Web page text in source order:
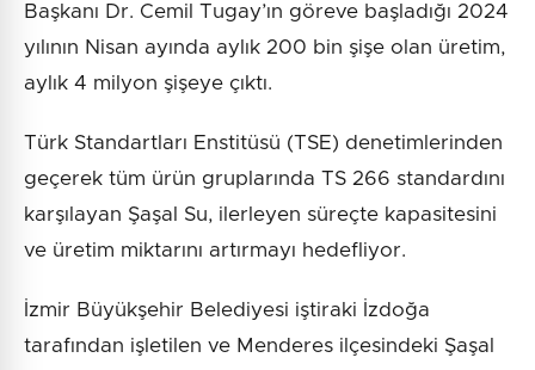
Başkanı Dr. Cemil Tugay’ın göreve başladığı 2024
yılının Nisan ayında aylık 200 bin şişe olan üretim,
aylık 4 milyon şişeye çıktı.
Türk Standartları Enstitüsü (TSE) denetimlerinden
geçerek tüm ürün gruplarında TS 266 standardını
karşılayan Şaşal Su, ilerleyen süreçte kapasitesini
ve üretim miktarını artırmayı hedefliyor.
İzmir Büyükşehir Belediyesi iştiraki İzdoğa
tarafından işletilen ve Menderes ilçesindeki Şaşal